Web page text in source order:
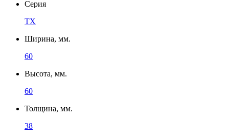
Серия
TX
Ширина, мм.
60
Высота, мм.
60
Толщина, мм.
38